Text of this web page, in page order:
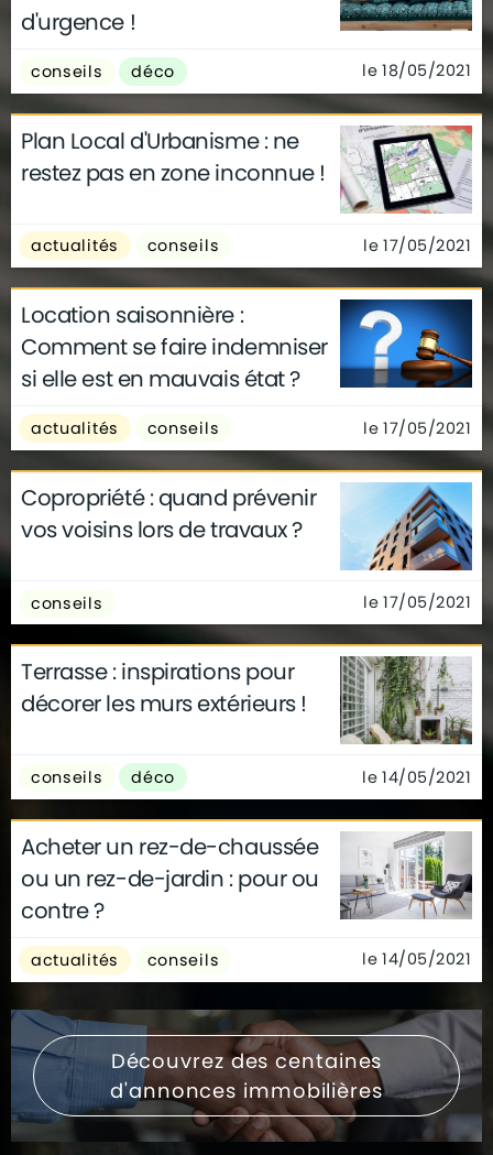
infographie
technologie
d'urgence !
conseils déco le 18/05/2021
Plan Local d'Urbanisme : ne
restez pas en zone inconnue !
actualités conseils le 17/05/2021
Location saisonnière :
Comment se faire indemniser
si elle est en mauvais état ?
actualités conseils le 17/05/2021
Copropriété : quand prévenir
vos voisins lors de travaux ?
conseils le 17/05/2021
Terrasse : inspirations pour
décorer les murs extérieurs !
conseils déco le 14/05/2021
Acheter un rez-de-chaussée
ou un rez-de-jardin : pour ou
contre ?
actualités conseils le 14/05/2021
Découvrez des centaines
d'annonces immobilières